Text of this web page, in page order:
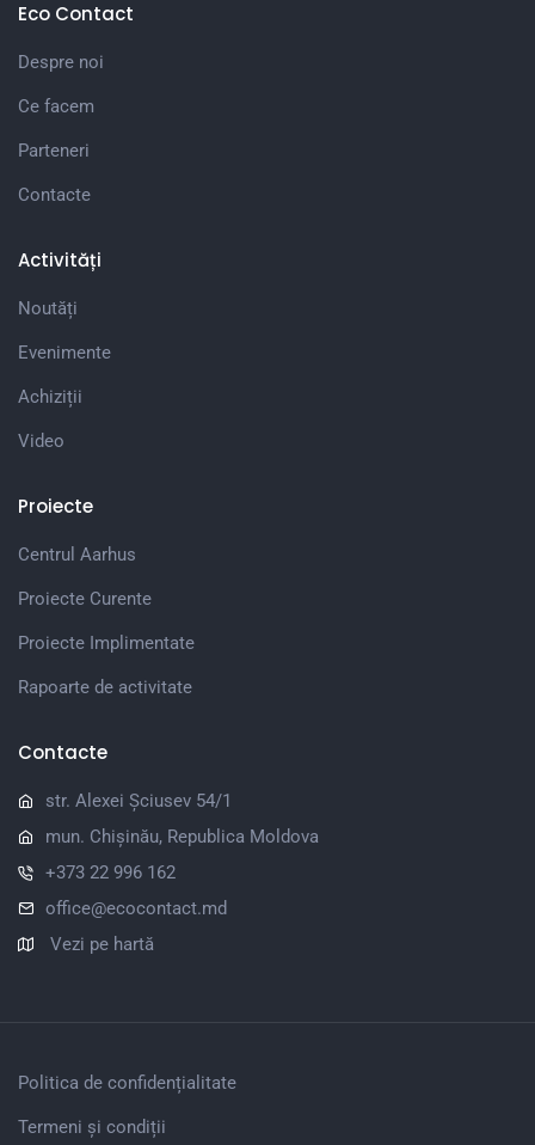
Eco Contact
Despre noi
Ce facem
Parteneri
Contacte
Activități
Noutăți
Evenimente
Achiziții
Video
Proiecte
Centrul Aarhus
Proiecte Curente
Proiecte Implimentate
Rapoarte de activitate
Contacte
str. Alexei Șciusev 54/1
mun. Chișinău, Republica Moldova
+373 22 996 162
office@ecocontact.md
Vezi pe hartă
Politica de confidențialitate
Termeni și condiții